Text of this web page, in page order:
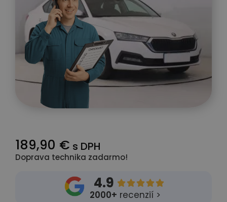
189,90 € s DPH
Doprava technika zadarmo!
4.9 
2000+ recenzií >